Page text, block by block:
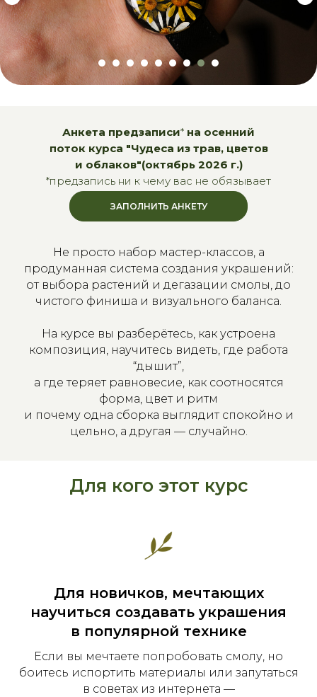
ЗАПОЛНИТЬ АНКЕТУ
Анкета предзаписи* на осенний
поток курса "Чудеса из трав, цветов
и облаков"(октябрь 2026 г.)
*предзапись ни к чему вас не обязывает
Не просто набор мастер-классов, а
продуманная система создания украшений:
от выбора растений и дегазации смолы, до
чистого финиша и визуального баланса.
На курсе вы разберётесь, как устроена
композиция, научитесь видеть, где работа
“дышит”,
а где теряет равновесие, как соотносятся
форма, цвет и ритм
и почему одна сборка выглядит спокойно и
цельно, а другая — случайно.
Для кого этот курс
Для новичков, мечтающих
научиться создавать украшения
в популярной технике
Если вы мечтаете попробовать смолу, но
боитесь испортить материалы или запутаться
в советах из интернета —